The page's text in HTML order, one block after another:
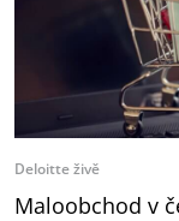
Deloitte živě
Maloobchod v